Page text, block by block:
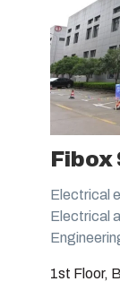
Fibox
Electrical
Electrical
1st Floor,